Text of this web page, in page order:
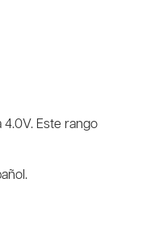
Este rango